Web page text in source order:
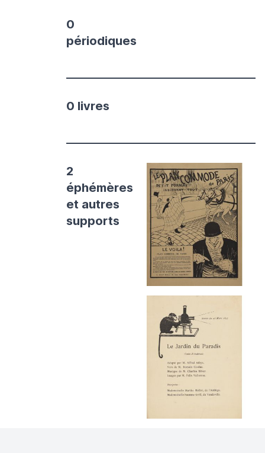
0
périodiques
0 livres
2
éphémères
et autres
supports